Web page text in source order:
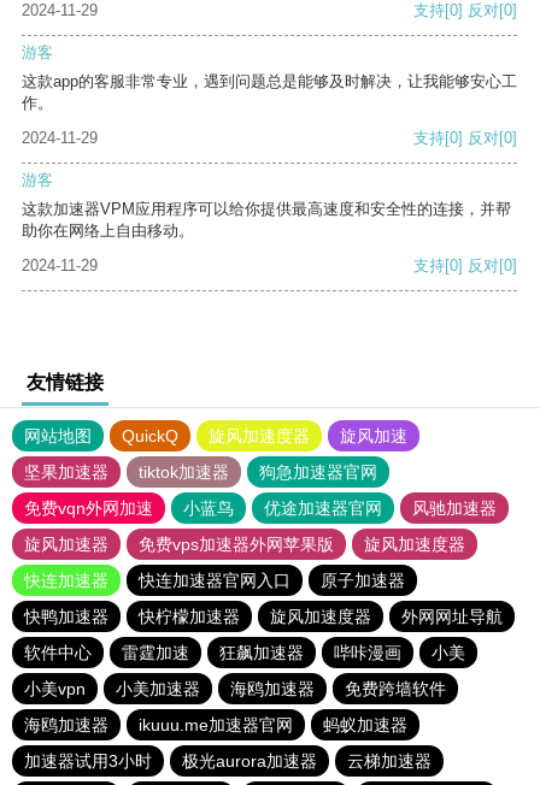
2024-11-29 支持[0] 反对[0]
游客
这款app的客服非常专业，遇到问题总是能够及时解决，让我能够安心工
作。
2024-11-29
支持[0] 反对[0]
游客
这款加速器VPM应用程序可以给你提供最高速度和安全性的连接，并帮
助你在网络上自由移动。
2024-11-29
支持[0] 反对[0]
友情链接
网站地图 QuickQ 旋风加速度器
旋风加速
坚果加速器
tiktok加速器
狗急加速器官网
免费vqn外网加速
小蓝鸟 优途加速器官网
风驰加速器
旋风加速器
免费vps加速器外网苹果版
旋风加速度器
快连加速器
快连加速器官网入口
原子加速器
快鸭加速器
快柠檬加速器 旋风加速度器
外网网址导航
软件中心
雷霆加速 狂飙加速器 哔咔漫画
小美
小美vpn
小美加速器 海鸥加速器
免费跨墙软件
海鸥加速器
ikuuu.me加速器官网
蚂蚁加速器
加速器试用3小时
极光aurora加速器 云梯加速器